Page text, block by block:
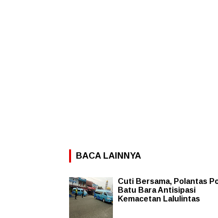
BACA LAINNYA
Cuti Bersama, Polantas
Batu Bara Antisipasi
Kemacetan Lalulintas